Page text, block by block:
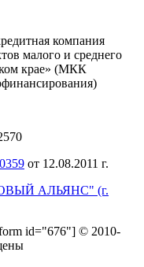
компания
малого и среднего
крае» (МКК
от 12.08.2011 г.
АЛЬЯНС" (г.
id="676"] © 2010-